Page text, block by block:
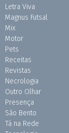
Letra Viva
Magnus Futsal
Mix
Motor
Pets
Receitas
Revistas
Necrologia
Outro Olhar
Presença
São Bento
Tá na Rede